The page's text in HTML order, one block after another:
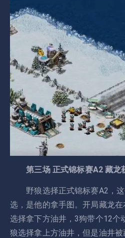
第三场 正式锦标赛A2 藏龙
野狼选择正式锦标赛A2，这
选，是他的拿手图。开局藏龙
选择拿下方油井，3狗带个12个
狼选择拿上方油井，但是油井被